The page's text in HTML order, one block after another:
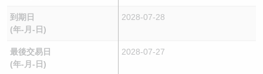
到期日
(年-月-日)
2028-07-28
最後交易日
(年-月-日)
2028-07-27